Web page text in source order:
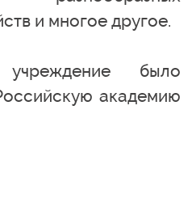
и многое другое.
было
академию